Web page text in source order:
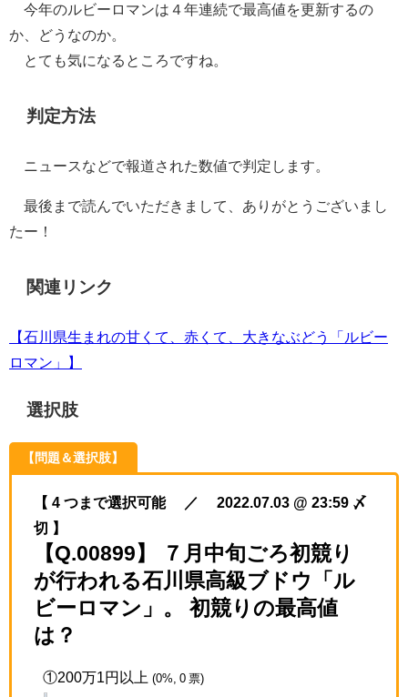
今年のルビーロマンは４年連続で最高値を更新するの
か、どうなのか。
とても気になるところですね。
判定方法
ニュースなどで報道された数値で判定します。
最後まで読んでいただきまして、ありがとうございまし
たー！
関連リンク
【石川県生まれの甘くて、赤くて、大きなぶどう「ルビー
ロマン」】
選択肢
【問題＆選択肢】
【 4 つまで選択可能 ／ 2022.07.03 @ 23:59 〆
切 】
【Q.00899】 ７月中旬ごろ初競り
が行われる石川県高級ブドウ「ル
ビーロマン」。 初競りの最高値
は？
①200万1円以上 (0%, 0 票)